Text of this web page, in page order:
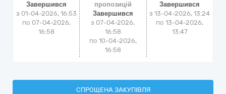
Завершився
з 01-04-2026, 16:53
по 07-04-2026,
16:58
пропозицій
Завершився
з 07-04-2026,
16:58
по 10-04-2026,
16:58
Завершився
з13-04-2026, 13:24
по13-04-2026,
13:47
СПРОЩЕНА ЗАКУПІВЛЯ